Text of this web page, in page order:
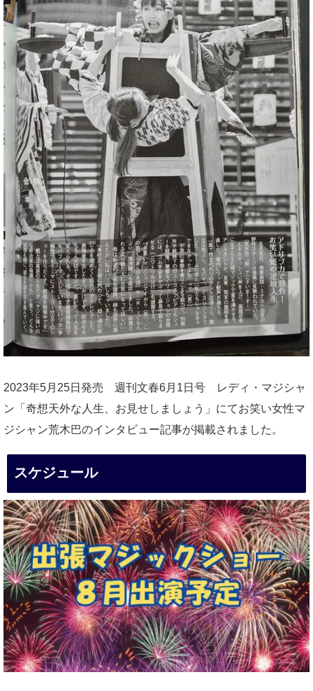
2023年5月25日発売 週刊文春6月1日号 レディ・マジシャ
ン「奇想天外な人生、お見せしましょう」にてお笑い女性マ
ジシャン荒木巴のインタビュー記事が掲載されました。
スケジュール